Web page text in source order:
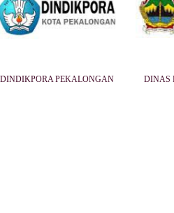
DINDIKPORA PEKALONGAN DINAS